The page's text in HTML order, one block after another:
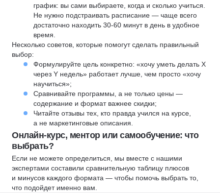
график: вы сами выбираете, когда и сколько учиться.
Не нужно подстраивать расписание — чаще всего
достаточно находить 30-60 минут в день в удобное
время.
Несколько советов, которые помогут сделать правильный
выбор:
Формулируйте цель конкретно: «хочу уметь делать X
через Y недель» работает лучше, чем просто «хочу
научиться»;
Сравнивайте программы, а не только цены —
содержание и формат важнее скидки;
Читайте отзывы тех, кто правда учился на курсе,
а не маркетинговые описания.
Онлайн-курс, ментор или самообучение: что
выбрать?
Если не можете определиться, мы вместе с нашими
экспертами составили сравнительную таблицу плюсов
и минусов каждого формата — чтобы помочь выбрать то,
что подойдет именно вам.